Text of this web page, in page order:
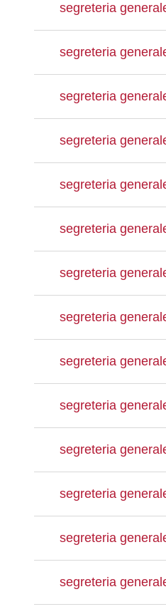
segreteria
segreteria
segreteria
segreteria
segreteria
segreteria
segreteria
segreteria
segreteria
segreteria
segreteria
segreteria
segreteria
segreteria